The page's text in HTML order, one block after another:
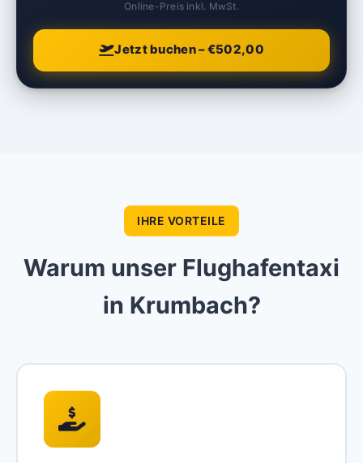
Online-Preis inkl. MwSt.
Jetzt buchen – €502,00
IHRE VORTEILE
Warum unser Flughafentaxi
in Krumbach?